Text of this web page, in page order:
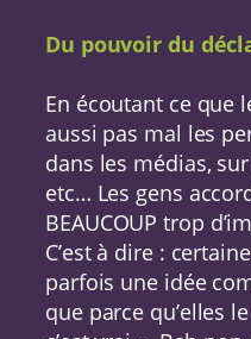
Du pouvoir du
En écoutant ce que
aussi pas mal les
dans les médias,
etc… Les gens
BEAUCOUP trop
C’est à dire :
parfois une idée
que parce qu’elles